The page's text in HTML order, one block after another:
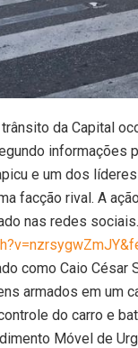
da Capital
informações
e um dos
facção rival. A
nas redes sociais.
como Caio César
armados em um
do carro e
Móvel de